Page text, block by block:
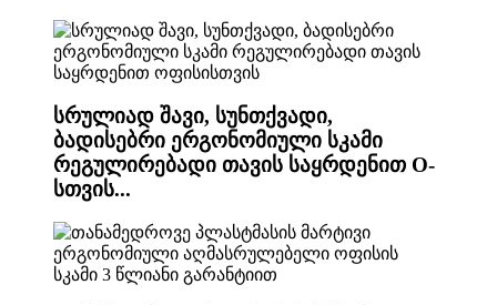
სრულიად შავი, სუნთქვადი,
ბადისებრი ერგონომიული სკამი
რეგულირებადი თავის საყრდენით O-
სთვის...